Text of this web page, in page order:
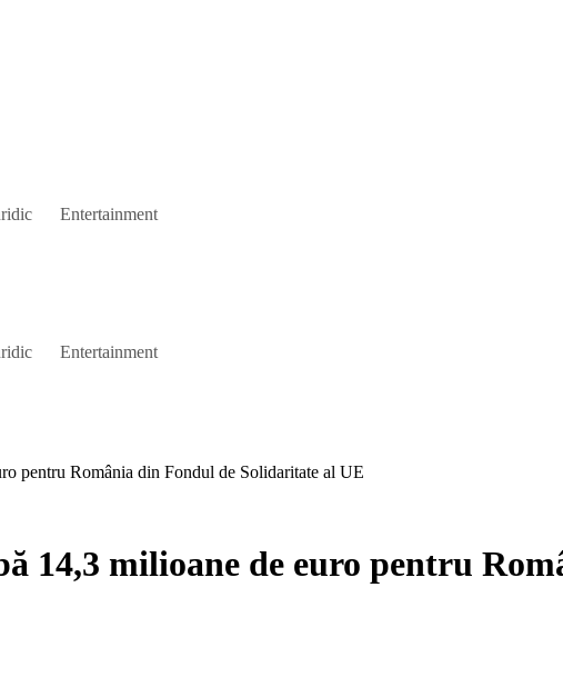
Entertainment
Entertainment
pentru România din Fondul de Solidaritate al UE
14,3 milioane de euro pentru